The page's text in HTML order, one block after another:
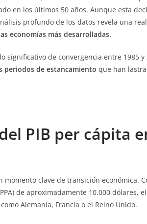
en los últimos 50 años. Aunque esta
profundo de los datos revela una
economías más desarrolladas.
significativo de convergencia entre 1985
periodos de estancamiento que han
PIB per cápita
momento clave de transición económica.
de aproximadamente 10.000 dólares,
Alemania, Francia o el Reino Unido.